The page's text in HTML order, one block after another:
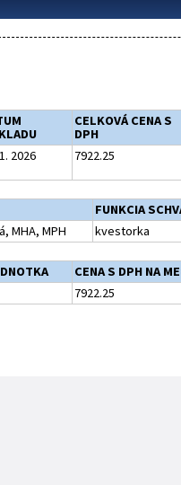
CELKOVÁ CENA S
DPH
2026 7922.25
FUNKCIA
MHA, MPH kvestorka
CENA S DPH NA
7922.25